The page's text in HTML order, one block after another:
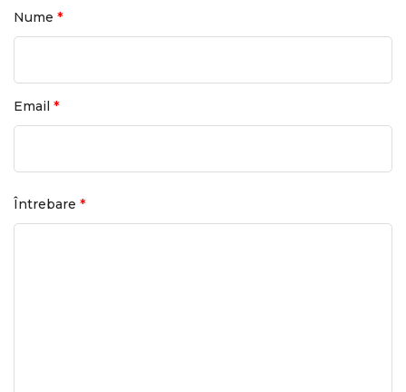
Nume *
Email *
Întrebare *